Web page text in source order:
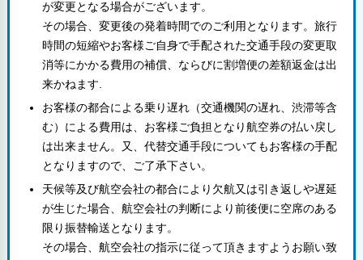
が変更となる場合がございます。
その場合、変更後の発着時間でのご利用となります。旅行
時間の短縮やお客様ご自身で手配された交通手段の変更取
消等にかかる費用の補償、ならびに割増便の差額返金は出
来かねます.
お客様の都合による乗り遅れ（交通機関の遅れ、渋滞等含
む）による費用は、お客様ご負担となり航空券の払い戻し
は出来ません。又、代替交通手段についてもお客様の手配
となりますので、ご了承下さい。
天候等及び航空会社の都合により欠航又は引き返しや遅延
が生じた場合、航空会社の判断により前後便に空席のある
限り振替輸送となります。
その場合、航空会社の指示に従って頂きますようお願い致